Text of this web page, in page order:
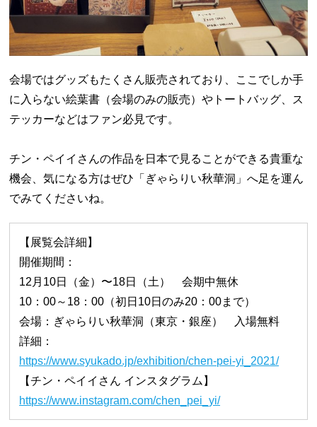
会場ではグッズもたくさん販売されており、ここでしか手
に入らない絵葉書（会場のみの販売）やトートバッグ、ス
テッカーなどはファン必見です。
チン・ペイイさんの作品を日本で見ることができる貴重な
機会、気になる方はぜひ「ぎゃらりい秋華洞」へ足を運ん
でみてくださいね。
【展覧会詳細】
開催期間：
12月10日（金）〜18日（土） 会期中無休
10：00～18：00（初日10日のみ20：00まで）
会場：ぎゃらりい秋華洞（東京・銀座） 入場無料
詳細：
https://www.syukado.jp/exhibition/chen-pei-yi_2021/
【チン・ペイイさん インスタグラム】
https://www.instagram.com/chen_pei_yi/